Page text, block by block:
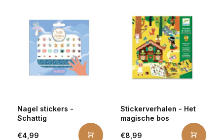
Nagel stickers -
Schattig
€4,99
Stickerverhalen - Het
magische bos
€8,99